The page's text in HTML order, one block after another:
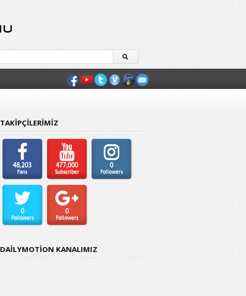
TAKİPÇİLERİMİZ
48,203
Fans
477,000
Subscriber
0
Followers
0
Followers
0
Followers
DAİLYMOTİON KANALIMIZ